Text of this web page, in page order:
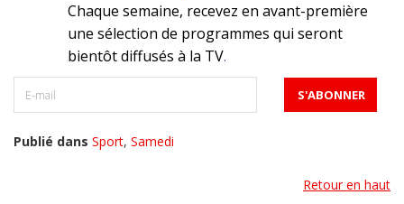
Chaque semaine, recevez en avant-première
une sélection de programmes qui seront
bientôt diffusés à la TV.
Publié dans Sport, Samedi
Retour en haut